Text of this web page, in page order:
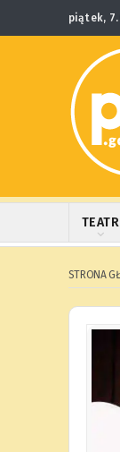
piątek,
TEATR
STRONA